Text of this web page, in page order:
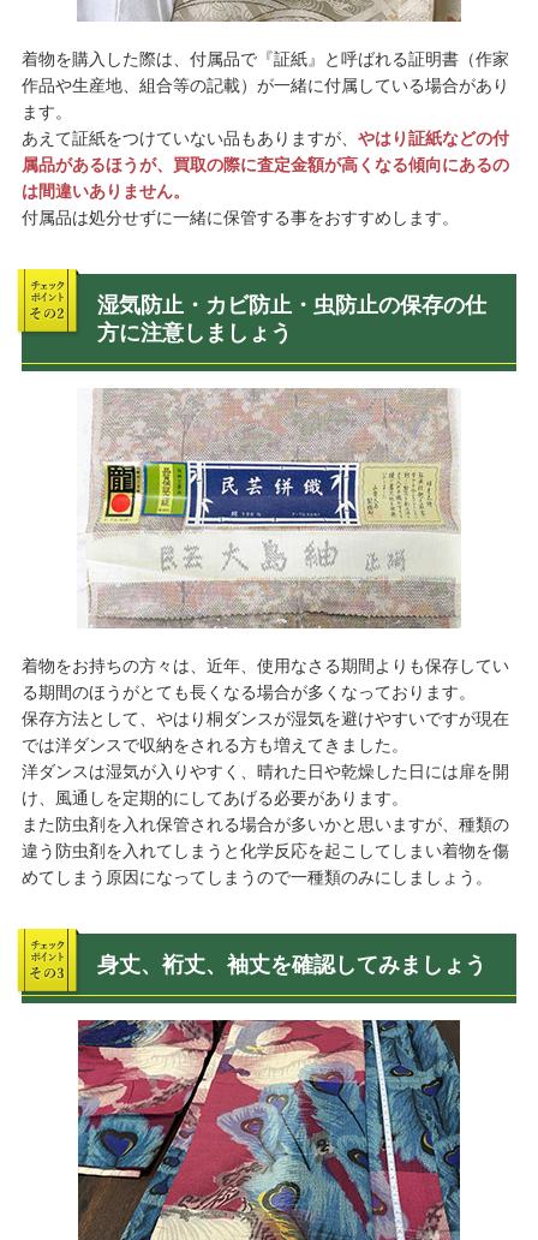
着物を購入した際は、付属品で『証紙』と呼ばれる証明書（作家
作品や生産地、組合等の記載）が一緒に付属している場合があり
ます。
あえて証紙をつけていない品もありますが、 やはり証紙などの付
属品があるほうが、買取の際に査定金額が高くなる傾向にあるの
は間違いありません。
付属品は処分せずに一緒に保管する事をおすすめします。
湿気防止・カビ防止・虫防止の保存の仕
方に注意しましょう
着物をお持ちの方々は、近年、使用なさる期間よりも保存してい
る期間のほうがとても長くなる場合が多くなっております。
保存方法として、やはり桐ダンスが湿気を避けやすいですが現在
では洋ダンスで収納をされる方も増えてきました。
洋ダンスは湿気が入りやすく、晴れた日や乾燥した日には扉を開
け、風通しを定期的にしてあげる必要があります。
また防虫剤を入れ保管される場合が多いかと思いますが、種類の
違う防虫剤を入れてしまうと化学反応を起こしてしまい着物を傷
めてしまう原因になってしまうので一種類のみにしましょう。
身丈、裄丈、袖丈を確認してみましょう